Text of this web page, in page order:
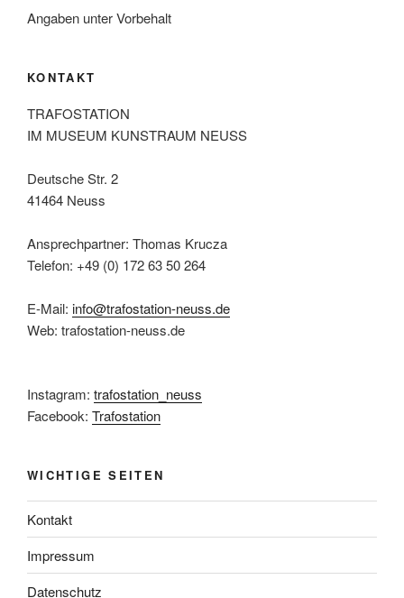
Angaben unter Vorbehalt
KONTAKT
TRAFOSTATION
IM MUSEUM KUNSTRAUM NEUSS
Deutsche Str. 2
41464 Neuss
Ansprechpartner: Thomas Krucza
Telefon: +49 (0) 172 63 50 264
E-Mail: info@trafostation-neuss.de
Web: trafostation-neuss.de
Instagram: trafostation_neuss
Facebook: Trafostation
WICHTIGE SEITEN
Kontakt
Impressum
Datenschutz